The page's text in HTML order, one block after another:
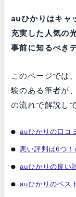
auひかりはキャ
充実した人気の
事前に知るべき
このページでは
験のある筆者が
の流れで解説し
auひかりの口コ
悪い評判は6つ
auひかりの良い
auひかりのベス